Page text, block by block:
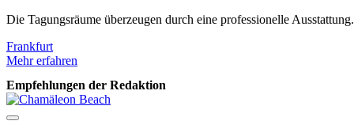
Die Tagungsräume überzeugen durch eine professionelle Ausstattung.
Frankfurt
Mehr erfahren
Empfehlungen der Redaktion